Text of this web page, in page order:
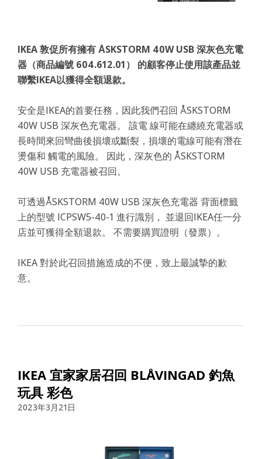
IKEA 敦促所有擁有 ÅSKSTORM 40W USB 深灰色充電
器（商品編號 604.612.01） 的顧客停止使用該產品並
聯繫IKEA以獲得全額退款。
安全是IKEA的首要任務，因此我們召回 ÅSKSTORM
40W USB 深灰色充電器。 該電 線可能在纏繞充電器或
長時間來回彎曲後損壞或斷裂，損壞的電線可能有潛在
燙傷和 觸電的風險。 因此，深灰色的 ÅSKSTORM
40W USB 充電器被召回。
可透過ÅSKSTORM 40W USB 深灰色充電器 背面標籤
上的型號 ICPSW5-40-1 進行識別， 並退回IKEA任一分
店並可獲得全額退款。 不需要購買證明（發票）。
IKEA 對於此召回措施造成的不便，致上最誠摯的歉
意。
IKEA 宜家家居召回 BLÅVINGAD 釣魚
玩具 彩色
2023年3月21日